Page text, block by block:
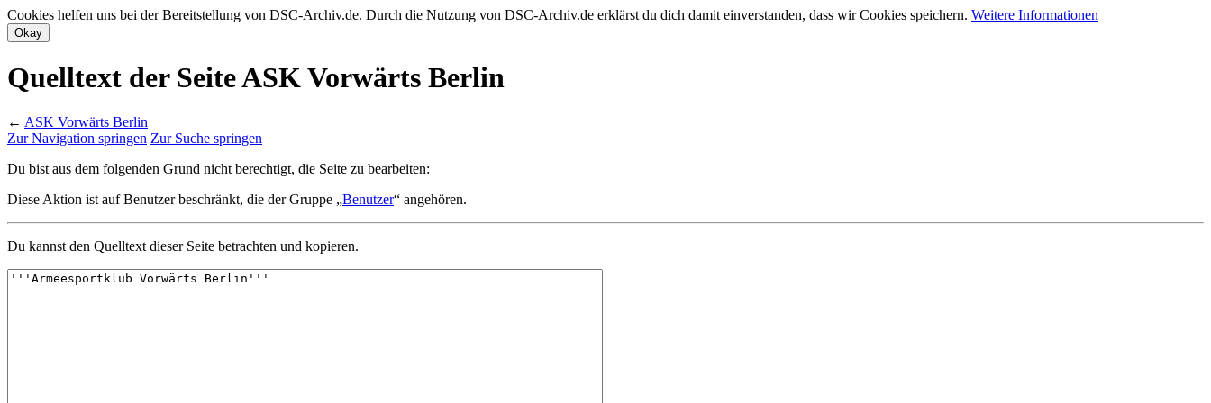
Cookies helfen uns bei der Bereitstellung von DSC-Archiv.de. Durch die Nutzung von DSC-Archiv.de erklärst du dich damit einverstanden, dass wir Cookies speichern. Weitere Informationen
Quelltext der Seite ASK Vorwärts Berlin
← ASK Vorwärts Berlin
Zur Navigation springen Zur Suche springen
Du bist aus dem folgenden Grund nicht berechtigt, die Seite zu bearbeiten:
Diese Aktion ist auf Benutzer beschränkt, die der Gruppe „Benutzer“ angehören.
Du kannst den Quelltext dieser Seite betrachten und kopieren.